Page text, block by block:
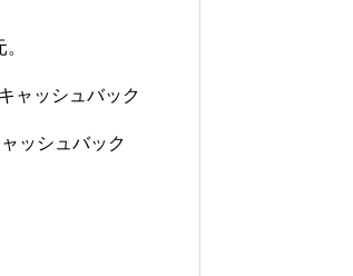
ャッシュバック
ッシュバック